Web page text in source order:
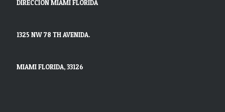
DIRECCION MIAMI FLORIDA
1325 NW 78 TH AVENIDA.
MIAMI FLORIDA, 33126